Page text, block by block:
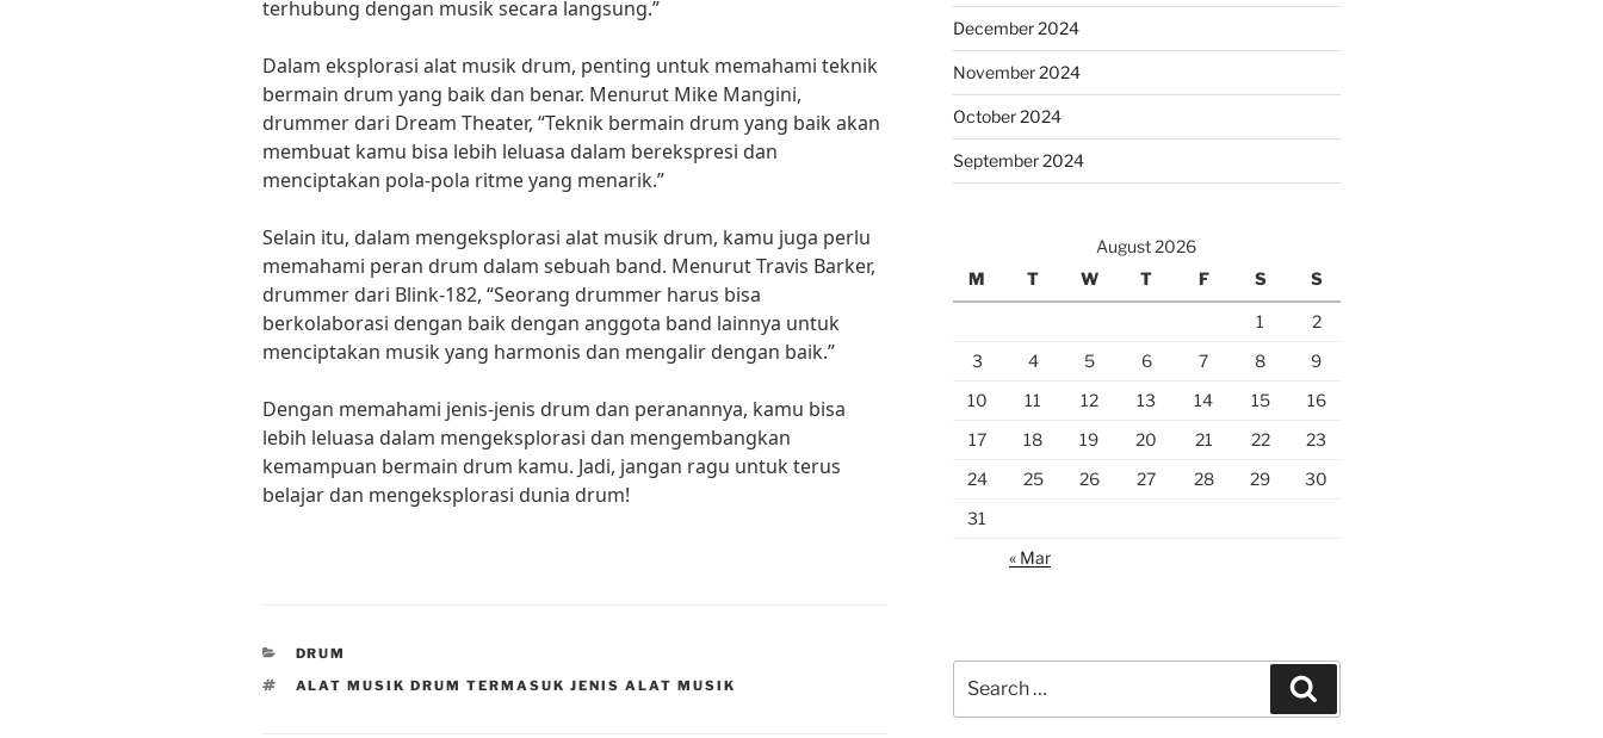
terhubung dengan musik secara langsung.”
Dalam eksplorasi alat musik drum, penting untuk memahami teknik
bermain drum yang baik dan benar. Menurut Mike Mangini,
drummer dari Dream Theater, “Teknik bermain drum yang baik akan
membuat kamu bisa lebih leluasa dalam berekspresi dan
menciptakan pola-pola ritme yang menarik.”
Selain itu, dalam mengeksplorasi alat musik drum, kamu juga perlu
memahami peran drum dalam sebuah band. Menurut Travis Barker,
drummer dari Blink-182, “Seorang drummer harus bisa
berkolaborasi dengan baik dengan anggota band lainnya untuk
menciptakan musik yang harmonis dan mengalir dengan baik.”
Dengan memahami jenis-jenis drum dan peranannya, kamu bisa
lebih leluasa dalam mengeksplorasi dan mengembangkan
kemampuan bermain drum kamu. Jadi, jangan ragu untuk terus
belajar dan mengeksplorasi dunia drum!
CATEGORIES
DRUM
TAGS
ALAT MUSIK DRUM TERMASUK JENIS ALAT MUSIK
December 2024
November 2024
October 2024
September 2024
August 2026
M
T W T F S S
1
2
3
4 5 6 7 8
9
10
11 12 13 14 15
16
17
18 19 20 21 22
23
24
25 26 27 28 29
30
31
« Mar
for: